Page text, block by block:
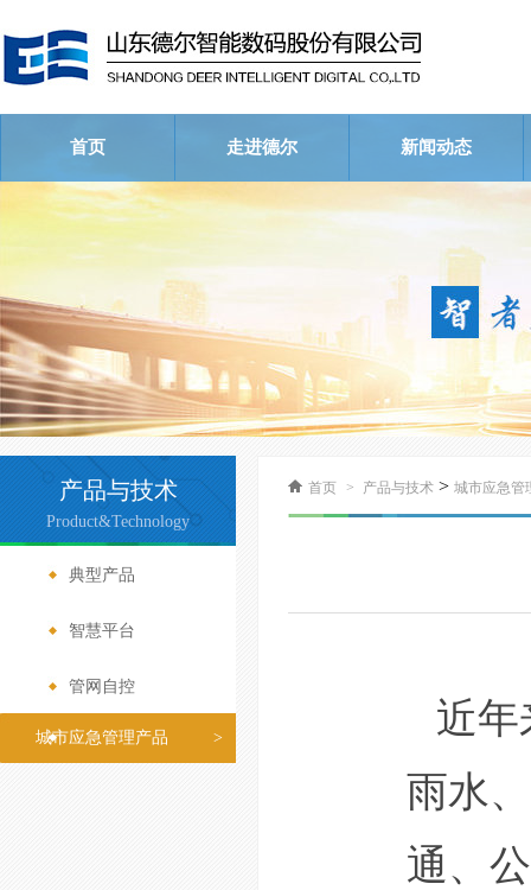
首页 走进德尔
公司简介
荣誉资质
企业文化
新闻动态
公司新闻
行业新闻
视频中心
产品与技术
Product&Technology
典型产品
智慧平台
管网自控
城市应急管理产品 >
首页 > 产品与技术 > 城市应急管
近年
雨水
通、